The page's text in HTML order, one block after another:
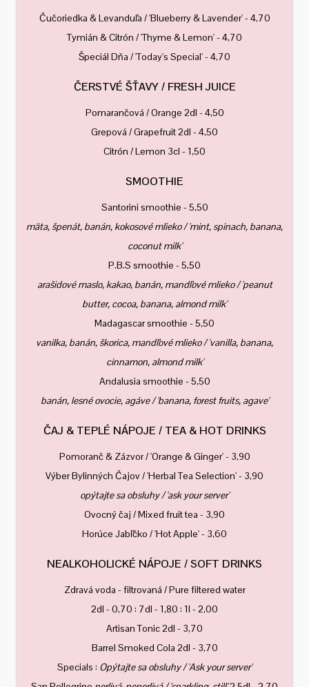
Čučoriedka & Levanduľa / 'Blueberry & Lavender' - 4,70
Tymián & Citrón / 'Thyme & Lemon' - 4,70
Špeciál Dňa / 'Today's Special' - 4,70
ČERSTVÉ ŠŤAVY / FRESH JUICE
Pomarančová / Orange 2dl - 4,50
Grepová / Grapefruit 2dl - 4,50
Citrón / Lemon 3cl - 1,50
SMOOTHIE
Santorini smoothie - 5,50
mäta, špenát, banán, kokosové mlieko / 'mint, spinach, banana,
coconut milk'
P.B.S smoothie - 5,50
arašidové maslo, kakao, banán, mandľové mlieko / 'peanut
butter, cocoa, banana, almond milk'
Madagascar smoothie - 5,50
vanilka, banán, škorica, mandľové mlieko / 'vanilla, banana,
cinnamon, almond milk'
Andalusia smoothie - 5,50
banán, lesné ovocie, agáve / 'banana, forest fruits, agave'
ČAJ & TEPLÉ NÁPOJE / TEA & HOT DRINKS
Pomoranč & Zázvor / 'Orange & Ginger' - 3,90
Výber Bylinných Čajov / 'Herbal Tea Selection' - 3,90
opýtajte sa obsluhy / 'ask your server'
Ovocný čaj / Mixed fruit tea - 3,90
Horúce Jabľčko / 'Hot Apple' - 3,60
NEALKOHOLICKÉ NÁPOJE / SOFT DRINKS
Zdravá voda - filtrovaná / Pure filtered water
2dl - 0,70 : 7dl - 1,80 : 1l - 2,00
Artisan Tonic 2dl - 3,70
Barrel Smoked Cola 2dl - 3,70
Specials : Opýtajte sa obsluhy / 'Ask your server'